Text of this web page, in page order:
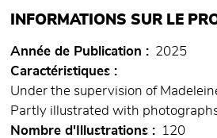
INFORMATIONS SUR LE
Année de Publication
2025
Caractéristiques
Under the supervision of
Partly illustrated with
Nombre d'Illustrations
120